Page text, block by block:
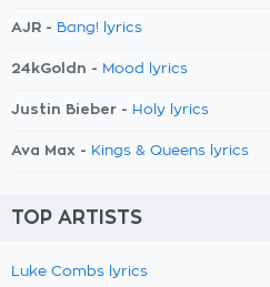
AJR - Bang! lyrics
24kGoldn - Mood lyrics
Justin Bieber - Holy lyrics
Ava Max - Kings & Queens lyrics
TOP ARTISTS
Luke Combs lyrics